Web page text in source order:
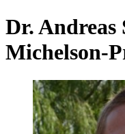
Dr. Andreas
Michelson-